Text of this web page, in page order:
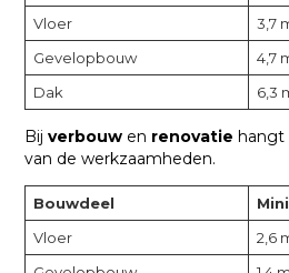
Vloer
3,7
Gevelopbouw
4,7
Dak
6,3
Bijverbouw en renovatie hangt
van de werkzaamheden.
Bouwdeel
Vloer
2,6